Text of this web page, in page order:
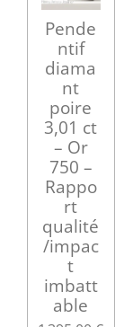
Pende
ntif
diama
nt
poire
3,01 ct
– Or
750 –
Rappo
rt
qualité
/impac
t
imbatt
able